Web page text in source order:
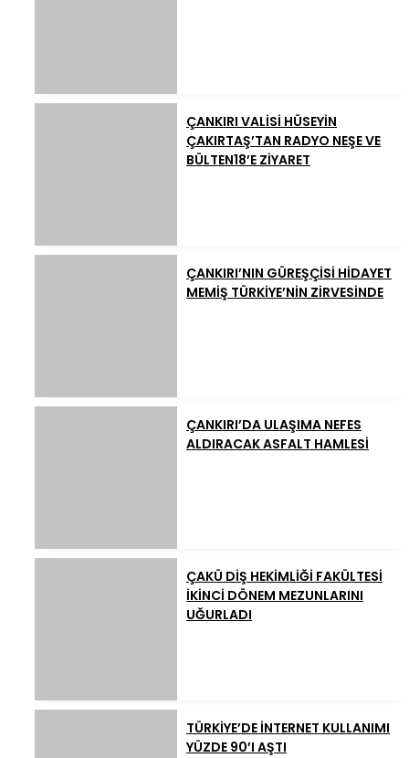
ÇANKIRI VALİSİ HÜSEYİN
ÇAKIRTAŞ’TAN RADYO NEŞE VE
BÜLTEN18’E ZİYARET
ÇANKIRI’NIN GÜREŞÇİSİ HİDAYET
MEMİŞ TÜRKİYE’NİN ZİRVESİNDE
ÇANKIRI’DA ULAŞIMA NEFES
ALDIRACAK ASFALT HAMLESİ
ÇAKÜ DİŞ HEKİMLİĞİ FAKÜLTESİ
İKİNCİ DÖNEM MEZUNLARINI
UĞURLADI
TÜRKİYE’DE İNTERNET KULLANIMI
YÜZDE 90’I AŞTI